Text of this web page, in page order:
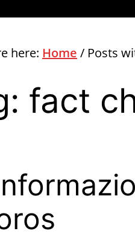
here: Home / Posts
fact